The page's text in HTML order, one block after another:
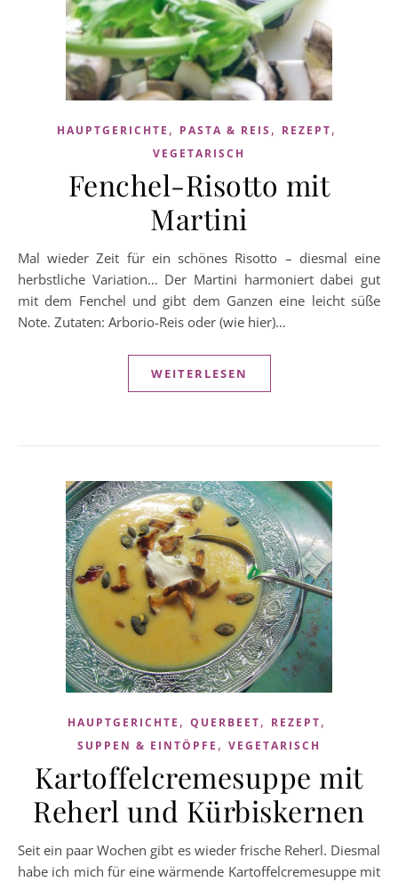
HAUPTGERICHTE , PASTA & REIS , REZEPT,
VEGETARISCH
Fenchel-Risotto mit
Martini
Mal wieder Zeit für ein schönes Risotto – diesmal eine
herbstliche Variation… Der Martini harmoniert dabei gut
mit dem Fenchel und gibt dem Ganzen eine leicht süße
Note. Zutaten: Arborio-Reis oder (wie hier)…
WEITERLESEN
HAUPTGERICHTE , QUERBEET, REZEPT,
SUPPEN & EINTÖPFE , VEGETARISCH
Kartoffelcremesuppe mit
Reherl und Kürbiskernen
Seit ein paar Wochen gibt es wieder frische Reherl. Diesmal
habe ich mich für eine wärmende Kartoffelcremesuppe mit